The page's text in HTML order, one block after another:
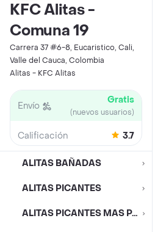
KFC Alitas -
Comuna 19
Carrera 37 #6-8, Eucaristico, Cali,
Valle del Cauca, Colombia
Alitas - KFC Alitas
Envío Gratis
(nuevos usuarios)
Calificación 3.7
ALITAS BAÑADAS
ALITAS PICANTES
ALITAS PICANTES MAS PAPAS